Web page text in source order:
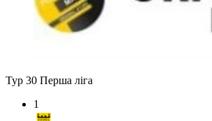
Тур 30 Перша ліга
1